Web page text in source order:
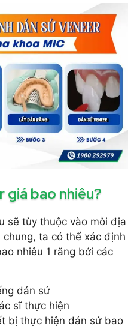
giá bao nhiêu?
sẽ tùy thuộc vào mỗi địa
ta có thể xác định
nhiêu 1 răng bởi các
dán sứ
sĩ thực hiện
bị thực hiện dán sứ bao